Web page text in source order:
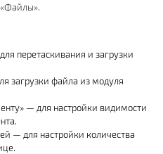
перетаскивания и загрузки
загрузки файла из модуля
— для настройки видимости
— для настройки количества